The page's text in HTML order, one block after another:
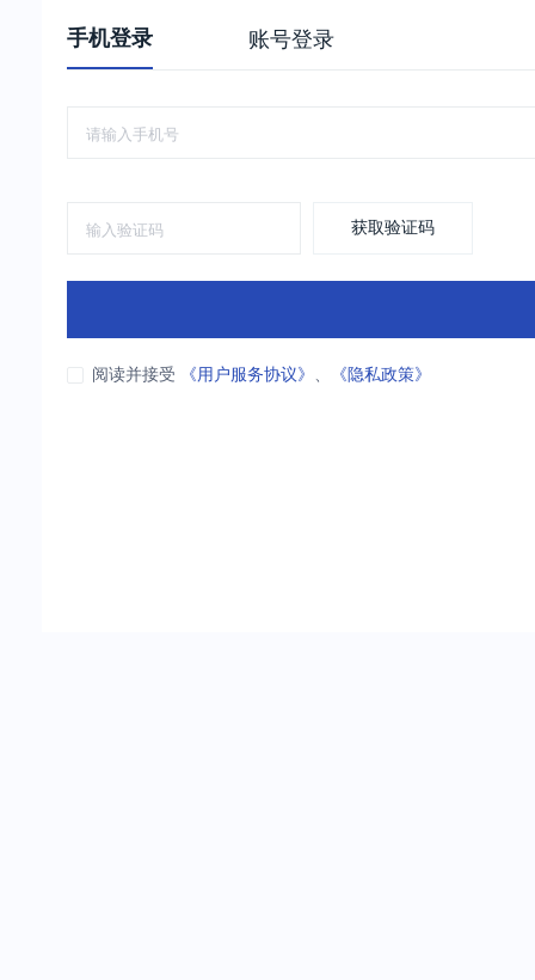
手机登录 账号登录
获取验证码
阅读并接受 《用户服务协议》 、 《隐私政策》